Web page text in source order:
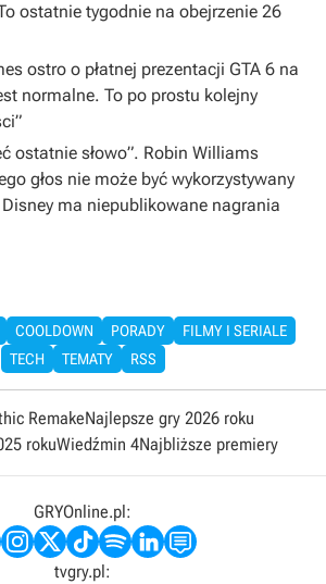
ostatnie tygodnie na obejrzenie 26
ostro o płatnej prezentacji GTA 6 na
normalne. To po prostu kolejny
ostatnie słowo”. Robin Williams
głos nie może być wykorzystywany
ma niepublikowane nagrania
COOLDOWN PORADY
FILMY I SERIALE
TECH
TEMATY RSS
RemakeNajlepsze gry 2026 roku
rokuWiedźmin 4Najbliższe premiery
GRYOnline.pl:
tvgry.pl: